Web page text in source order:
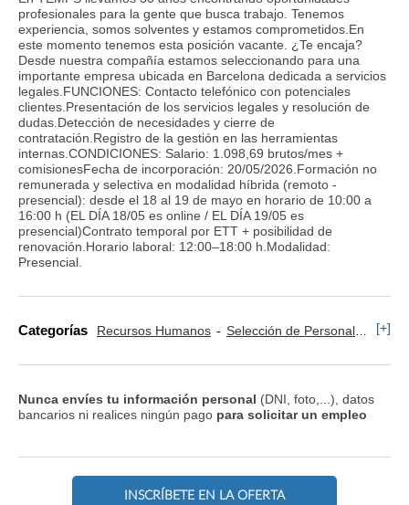
profesionales para la gente que busca trabajo. Tenemos
experiencia, somos solventes y estamos comprometidos.En
este momento tenemos esta posición vacante. ¿Te encaja?
Desde nuestra compañía estamos seleccionando para una
importante empresa ubicada en Barcelona dedicada a servicios
legales.FUNCIONES: Contacto telefónico con potenciales
clientes.Presentación de los servicios legales y resolución de
dudas.Detección de necesidades y cierre de
contratación.Registro de la gestión en las herramientas
internas.CONDICIONES: Salario: 1.098,69 brutos/mes +
comisionesFecha de incorporación: 20/05/2026.Formación no
remunerada y selectiva en modalidad híbrida (remoto -
presencial): desde el 18 al 19 de mayo en horario de 10:00 a
16:00 h (EL DÍA 18/05 es online / EL DÍA 19/05 es
presencial)Contrato temporal por ETT + posibilidad de
renovación.Horario laboral: 12:00–18:00 h.Modalidad:
Presencial.
Categorías Recursos Humanos Selección de Personal Legal
[+]
Nunca envíes tu información personal (DNI, foto,...), datos
bancarios ni realices ningún pago para solicitar un empleo
INSCRÍBETE EN LA OFERTA